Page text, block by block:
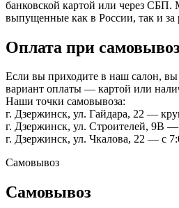
банковской картой или через
выпущенные как в России, так и за
Оплата при
Если вы приходите в наш салон,
вариант оплаты — картой или
Наши точки самовывоза:
г. Дзержинск, ул. Гайдара, 22 —
г. Дзержинск, ул. Строителей, 9В
г. Дзержинск, ул. Чкалова, 22 — с
Самовывоз
Самовывоз